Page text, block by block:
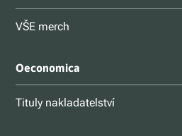
VŠE merch
Oeconomica
Tituly nakladatelství